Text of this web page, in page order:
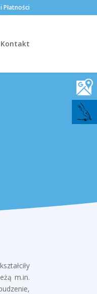
Płatności
Kontakt
m.in.